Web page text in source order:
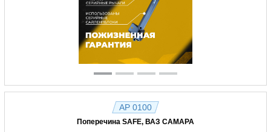
AP 0100
Поперечина SAFE, ВАЗ САМАРА